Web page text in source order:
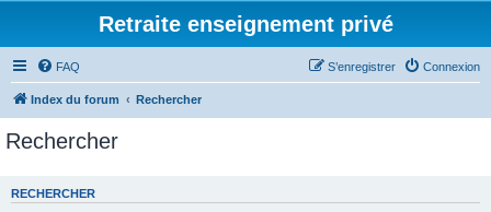
Retraite enseignement privé
FAQ Connexion
S’enregistrer
Index du forum Rechercher
Rechercher
RECHERCHER